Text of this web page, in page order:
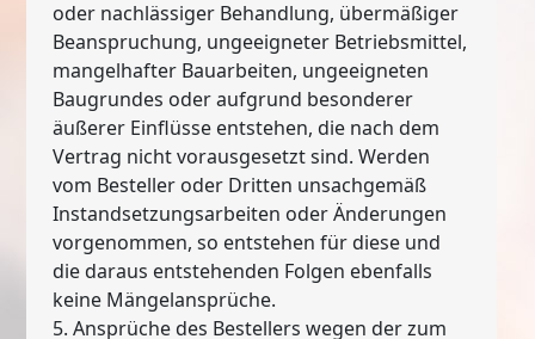
oder nachlässiger Behandlung, übermäßiger
Beanspruchung, ungeeigneter Betriebsmittel,
mangelhafter Bauarbeiten, ungeeigneten
Baugrundes oder aufgrund besonderer
äußerer Einflüsse entstehen, die nach dem
Vertrag nicht vorausgesetzt sind. Werden
vom Besteller oder Dritten unsachgemäß
Instandsetzungsarbeiten oder Änderungen
vorgenommen, so entstehen für diese und
die daraus entstehenden Folgen ebenfalls
keine Mängelansprüche.
5. Ansprüche des Bestellers wegen der zum